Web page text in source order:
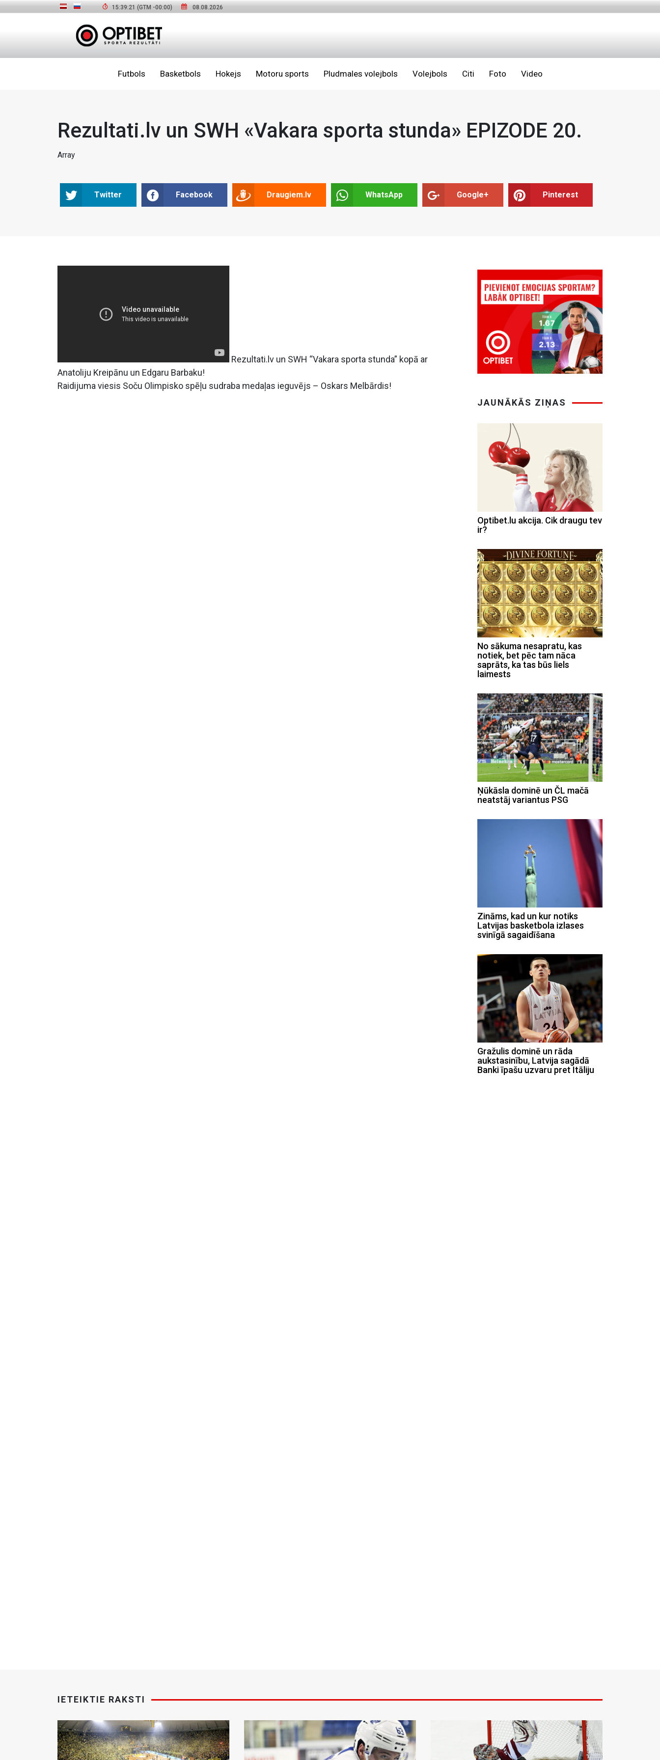
15:39:22 (GTM -00:00) 08.08.2026
Futbols Basketbols Hokejs Motoru sports Pludmales volejbols Volejbols Citi Foto Video
Rezultati.lv un SWH «Vakara sporta stunda» EPIZODE 20.
Array
Twitter Facebook Draugiem.lv WhatsApp Google+ Pinterest
Rezultati.lv un SWH “Vakara sporta stunda” kopā ar
Anatoliju Kreipānu un Edgaru Barbaku!
Raidijuma viesis Soču Olimpisko spēļu sudraba medaļas ieguvējs – Oskars Melbārdis!
JAUNĀKĀS ZIŅAS
Optibet.lu akcija. Cik draugu tev
ir?
No sākuma nesapratu, kas
notiek, bet pēc tam nāca
saprāts, ka tas būs liels
laimests
Ņūkāsla dominē un ČL mačā
neatstāj variantus PSG
Zināms, kad un kur notiks
Latvijas basketbola izlases
svinīgā sagaidīšana
Gražulis dominē un rāda
aukstasinību, Latvija sagādā
Banki īpašu uzvaru pret Itāliju
IETEIKTIE RAKSTI